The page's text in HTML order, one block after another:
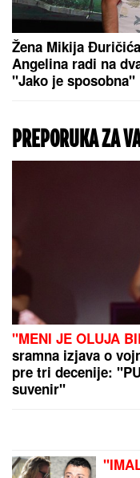
Partizanov tim za
Mladunče slona
da je sakrije:
nasmejao ljude na